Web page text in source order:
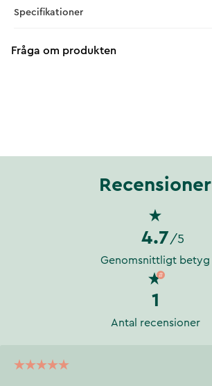
Specifikationer
Fråga om produkten
Recensioner
4.7 /5
Genomsnittligt betyg
1
Antal recensioner